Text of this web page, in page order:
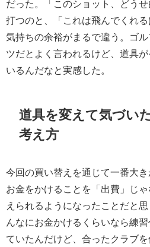
だった。「このショット、どう
打つのと、「これは飛んでくれる
気持ちの余裕がまるで違う。ゴ
ツだとよく言われるけど、道具
いるんだなと実感した。
道具を変えて気づい
考え方
今回の買い替えを通じて一番大
お金をかけることを「出費」じ
えられるようになったことだと
んなにお金かけるくらいなら練
ていたんだけど、合ったクラブ